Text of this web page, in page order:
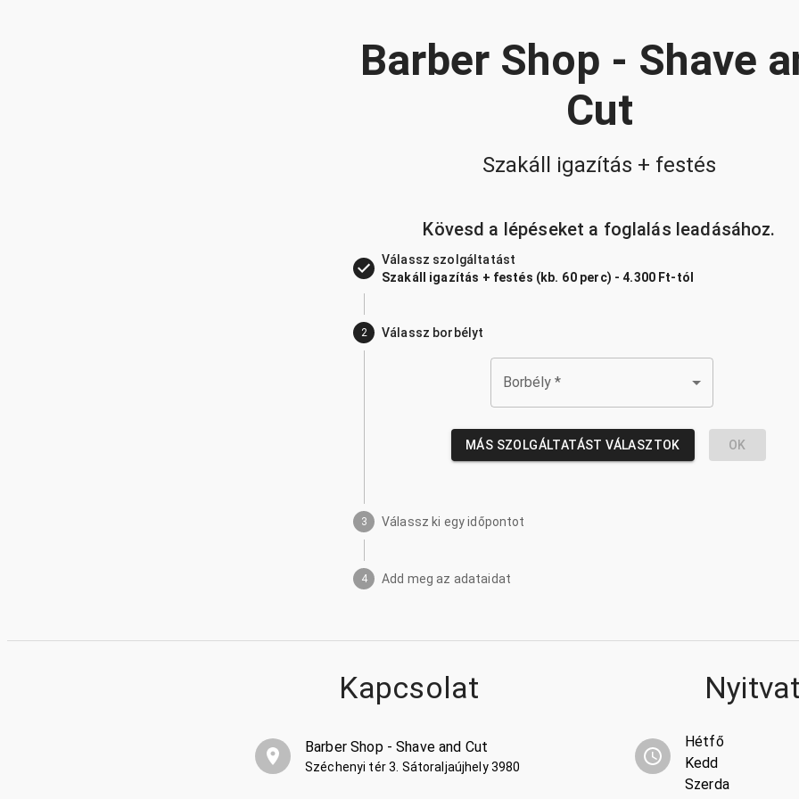
Barber Shop - Shave
Cut
Szakáll igazítás + festés
Kövesd a lépéseket a foglalás leadásához.
Válassz szolgáltatást
Szakáll igazítás + festés (kb. 60 perc) - 4.300 Ft-tól
2 Válassz borbélyt
Borbély *
MÁS SZOLGÁLTATÁST VÁLASZTOK OK
3 Válassz ki egy időpontot
4 Add meg az adataidat
Kapcsolat
Barber Shop - Shave and Cut
Széchenyi tér 3. Sátoraljaújhely 3980
Hétfő
Kedd
Szerda